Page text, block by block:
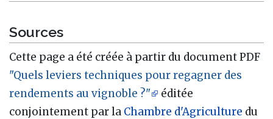
Sources
Cette page a été créée à partir du document PDF
"Quels leviers techniques pour regagner des
rendements au vignoble ?"
éditée
conjointement par la Chambre d'Agriculture du